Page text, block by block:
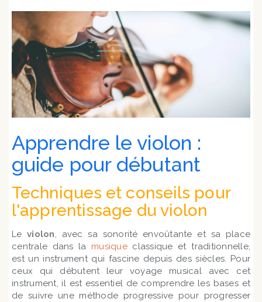
Apprendre le violon :
guide pour débutant
Techniques et conseils pour
l'apprentissage du violon
Leviolon, avec sa sonorité envoûtante et sa place
centrale dans la musiqueclassique et traditionnelle,
est un instrument qui fascine depuis des siècles. Pour
ceux qui débutent leur voyage musical avec cet
instrument, il est essentiel de comprendre les bases et
de suivre une méthode progressive pour progresser